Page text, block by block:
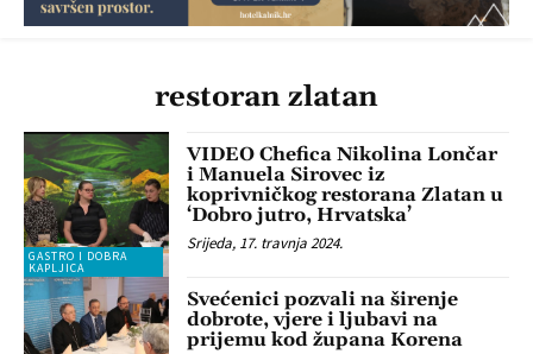
restoran zlatan
GASTRO I DOBRA
KAPLJICA
VIDEO Chefica Nikolina Lončar
i Manuela Sirovec iz
koprivničkog restorana Zlatan u
‘Dobro jutro, Hrvatska’
Srijeda, 17. travnja 2024.
Svećenici pozvali na širenje
dobrote, vjere i ljubavi na
prijemu kod župana Korena